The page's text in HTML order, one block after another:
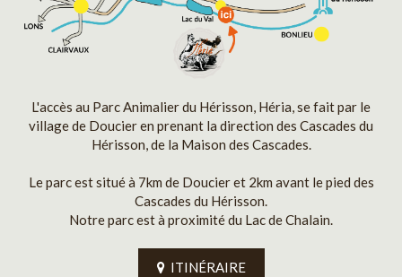
L'accès au Parc Animalier du Hérisson, Héria, se fait par le
village de Doucier en prenant la direction des Cascades du
Hérisson, de la Maison des Cascades.
Le parc est situé à 7km de Doucier et 2km avant le pied des
Cascades du Hérisson.
Notre parc est à proximité du Lac de Chalain.
ITINÉRAIRE